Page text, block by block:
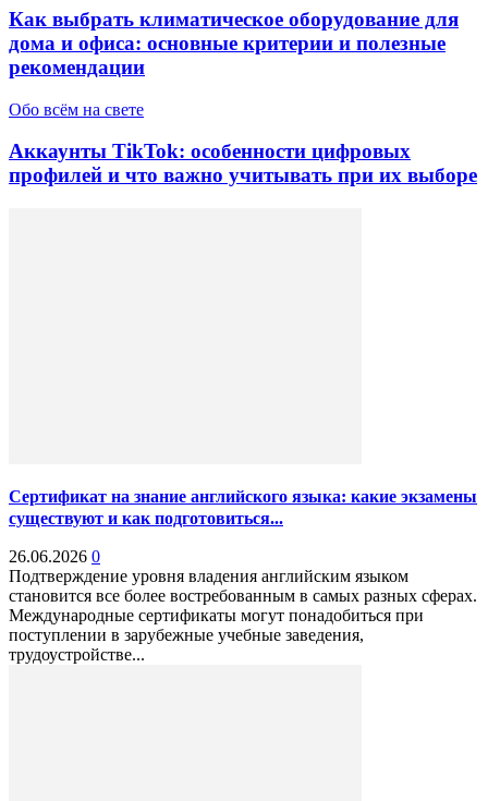
Как выбрать климатическое оборудование для
дома и офиса: основные критерии и полезные
рекомендации
Обо всём на свете
Аккаунты TikTok: особенности цифровых
профилей и что важно учитывать при их выборе
Сертификат на знание английского языка: какие экзамены
существуют и как подготовиться...
26.06.2026 0
Подтверждение уровня владения английским языком
становится все более востребованным в самых разных сферах.
Международные сертификаты могут понадобиться при
поступлении в зарубежные учебные заведения,
трудоустройстве...